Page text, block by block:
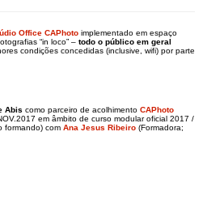
Office CAPhoto implementado em espaço
“in loco” – todo o público em geral
condições concedidas (inclusive, wifi) por parte
Abis como parceiro de acolhimento CAPhoto
em âmbito de curso modular oficial 2017 /
formando) com Ana Jesus Ribeiro (Formadora;